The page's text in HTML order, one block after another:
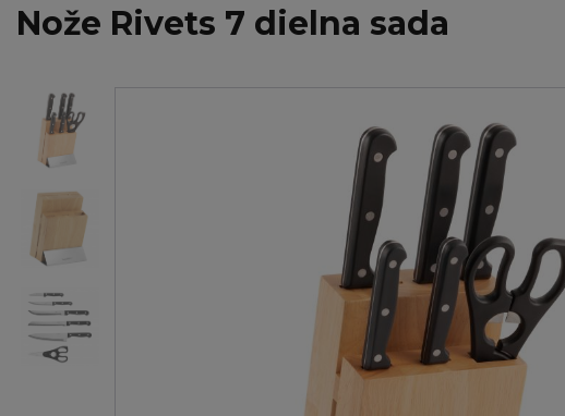
Nože Rivets 7 dielna sada